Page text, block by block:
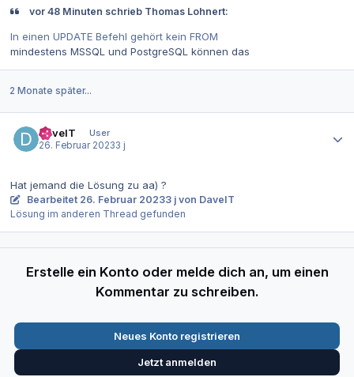
vor 48 Minuten schrieb Thomas Lohnert:
In einen UPDATE Befehl gehört kein FROM
mindestens MSSQL und PostgreSQL können das
2 Monate später...
DaveIT
User
26. Februar 20233 j
Hat jemand die Lösung zu aa) ?
Bearbeitet 26. Februar 20233 j von DaveIT
Lösung im anderen Thread gefunden
Erstelle ein Konto oder melde dich an, um einen
Kommentar zu schreiben.
Neues Konto registrieren
Jetzt anmelden